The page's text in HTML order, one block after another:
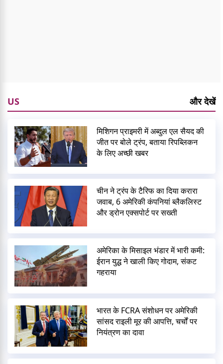
US और देखें
मिशिगन प्राइमरी में अब्दुल एल सैयद की
जीत पर बोले ट्रंप, बताया रिपब्लिकन
के लिए अच्छी खबर
चीन ने ट्रंप के टैरिफ का दिया करारा
जवाब, 6 अमेरिकी कंपनियां ब्लैकलिस्ट
और ड्रोन एक्सपोर्ट पर सख्ती
अमेरिका के मिसाइल भंडार में भारी कमी:
ईरान युद्ध ने खाली किए गोदाम, संकट
गहराया
भारत के FCRA संशोधन पर अमेरिकी
सांसद राइली मूर की आपत्ति, चर्चों पर
नियंत्रण का दावा